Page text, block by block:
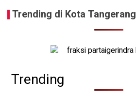
Trending di Kota Tangerang
Trending